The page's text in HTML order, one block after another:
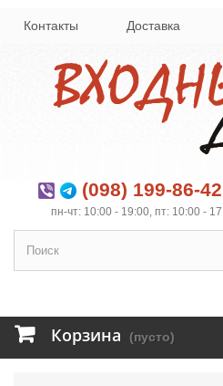
Контакты Доставка
(098) 199-86-42
пн-чт: 10:00 - 19:00, пт: 10:00 -
Корзина (пусто)